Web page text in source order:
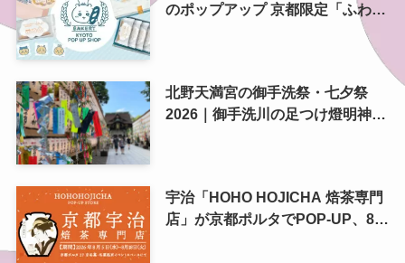
のポップアップ 京都限定「ふわふ
わおたべキャラメル」も、8月13
北野天満宮の御手洗祭・七夕祭
2026｜御手洗川の足つけ燈明神事
宇治「HOHO HOJICHA 焙茶専門
店」が京都ポルタでPOP-UP、8月